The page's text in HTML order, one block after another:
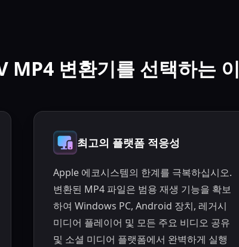
MP4 변환기를 선택하는
최고의 플랫폼 적응성
Apple 에코시스템의 한계를 극복하십시오.
변환된 MP4 파일은 범용 재생 기능을 확보
하여 Windows PC, Android 장치, 레거시
미디어 플레이어 및 모든 주요 비디오 공유
및 소셜 미디어 플랫폼에서 완벽하게 실행